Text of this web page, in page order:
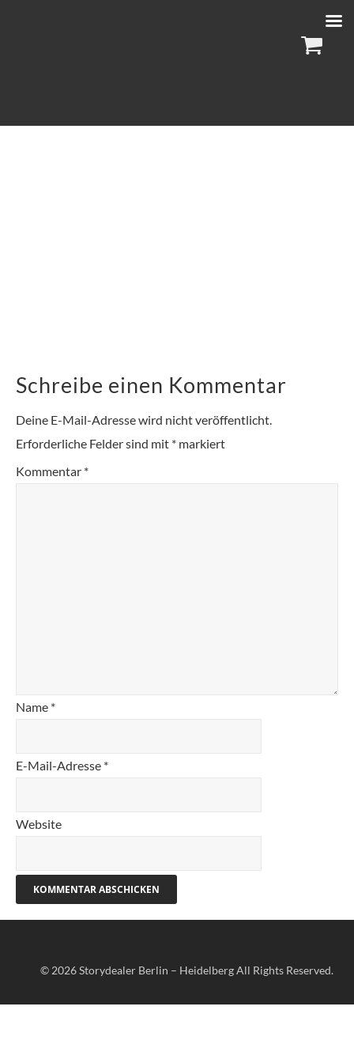
Schreibe einen Kommentar
Deine E-Mail-Adresse wird nicht veröffentlicht.
Erforderliche Felder sind mit * markiert
Kommentar *
Name *
E-Mail-Adresse *
Website
© 2026Storydealer Berlin – HeidelbergAll Rights Reserved.